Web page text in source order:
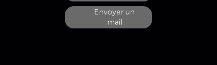
Envoyer un
mail